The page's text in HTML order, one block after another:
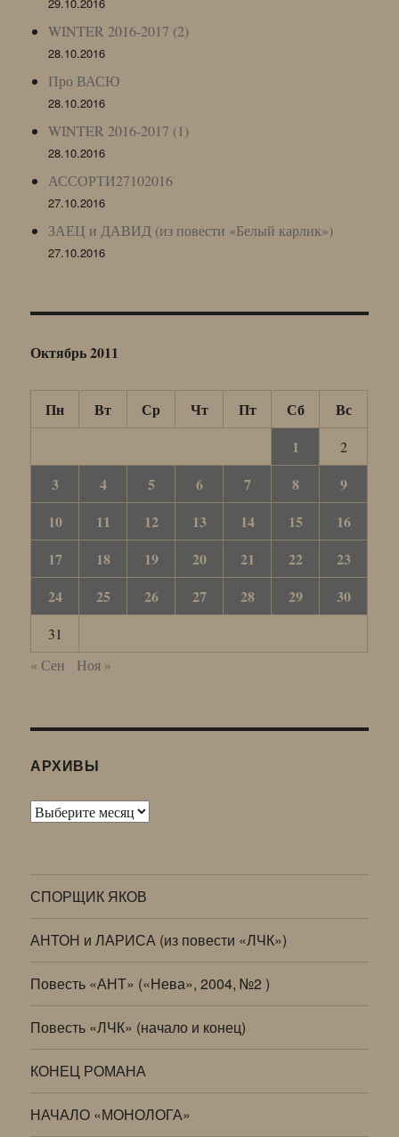
WINTER 2016-2017 (2)
28.10.2016
Про ВАСЮ
28.10.2016
WINTER 2016-2017 (1)
28.10.2016
АССОРТИ27102016
27.10.2016
ЗАЕЦ и ДАВИД (из повести «Белый карлик»)
27.10.2016
Октябрь 2011
Пн Вт Ср Чт Пт Сб
Вс
1
2
3 4 5 6 7 8
9
10
11 12 13 14 15
16
17
18 19 20 21 22
23
24
25 26 27 28 29 30
31
« Сен
Ноя »
АРХИВЫ
Архивы
СПОРЩИК ЯКОВ
АНТОН и ЛАРИСА (из повести «ЛЧК»)
Повесть «АНТ» («Нева», 2004, №2 )
Повесть «ЛЧК» (начало и конец)
КОНЕЦ РОМАНА
НАЧАЛО «МОНОЛОГА»